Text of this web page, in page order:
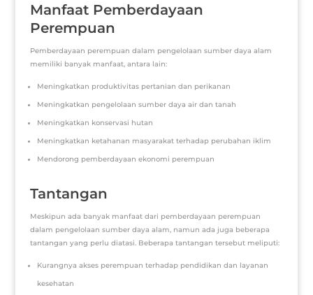
Manfaat Pemberdayaan
Perempuan
Pemberdayaan perempuan dalam pengelolaan sumber daya alam
memiliki banyak manfaat, antara lain:
Meningkatkan produktivitas pertanian dan perikanan
Meningkatkan pengelolaan sumber daya air dan tanah
Meningkatkan konservasi hutan
Meningkatkan ketahanan masyarakat terhadap perubahan iklim
Mendorong pemberdayaan ekonomi perempuan
Tantangan
Meskipun ada banyak manfaat dari pemberdayaan perempuan
dalam pengelolaan sumber daya alam, namun ada juga beberapa
tantangan yang perlu diatasi. Beberapa tantangan tersebut meliputi:
Kurangnya akses perempuan terhadap pendidikan dan layanan
kesehatan